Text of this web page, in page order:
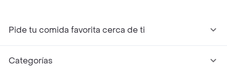
Pide tu comida favorita cerca de ti
Categorías